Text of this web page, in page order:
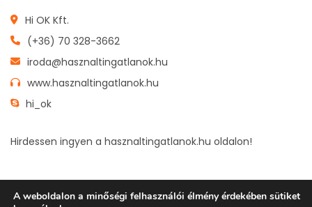
Hi OK Kft.
(+36) 70 328-3662
iroda@hasznaltingatlanok.hu
www.hasznaltingatlanok.hu
hi_ok
Hirdessen ingyen a hasznaltingatlanok.hu oldalon!
A weboldalon a minőségi felhasználói élmény érdekében sütiket